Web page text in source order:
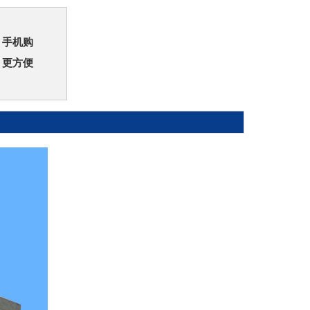
手机购
更方便